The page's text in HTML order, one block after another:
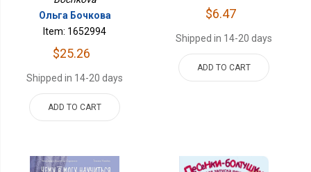
Ольга Бочкова
Item: 1652994
$25.26
Shipped in 14-20 days
ADD TO CART
$6.47
Shipped in 14-20 days
ADD TO CART